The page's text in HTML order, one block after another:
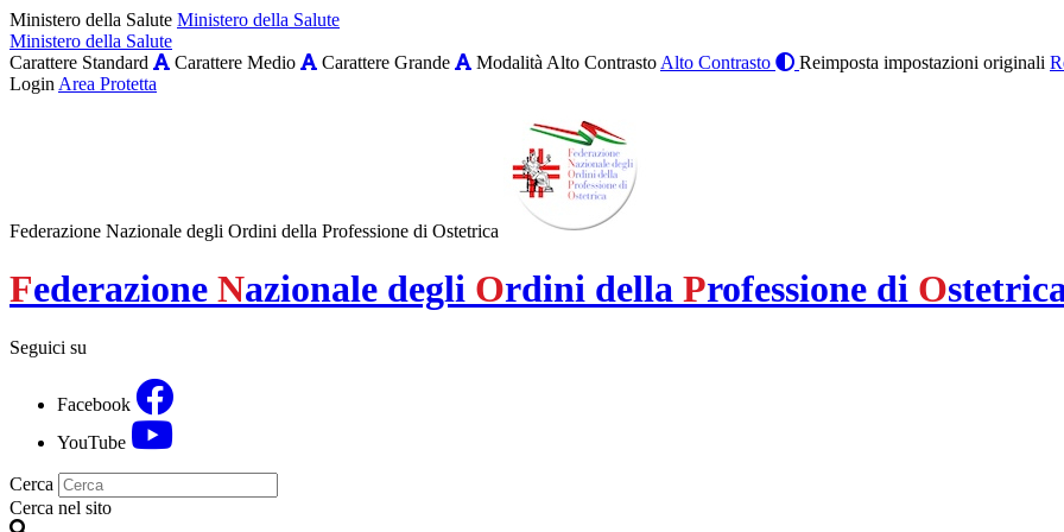
Ministero della Salute Ministero della Salute
Ministero della Salute
Carattere Standard
Carattere Medio Carattere Grande Modalità Alto Contrasto Alto Contrasto Reimposta impostazioni originali
Login Area Protetta
Federazione Nazionale degli Ordini della Professione di Ostetrica
Federazione Nazionale degli Ordini della Professione di O
Seguici su
Facebook
YouTube
Cerca
Cerca nel sito